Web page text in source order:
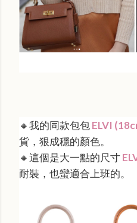
🔸我的同款包包ELVI
貨，狠成穩的顏色。
🔸這個是大一點的尺寸
耐裝，也蠻適合上班的。